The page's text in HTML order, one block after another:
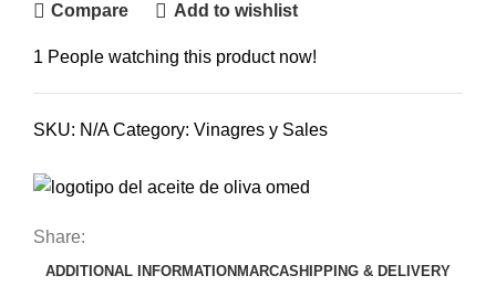
Compare Add to wishlist
1 People watching this product now!
SKU: N/ACategory: Vinagres y Sales
Share:
ADDITIONAL INFORMATION MARCASHIPPING & DELIVERY